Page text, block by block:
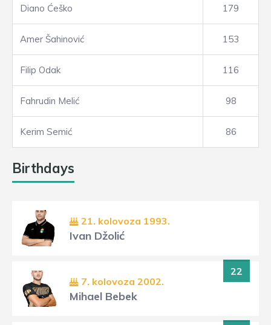
Diano Ćeško 179
Amer Šahinović 153
Filip Odak 116
Fahrudin Melić 98
Kerim Semić 86
Birthdays
21. kolovoza 1993.
Ivan Džolić
22
7. kolovoza 2002.
Mihael Bebek